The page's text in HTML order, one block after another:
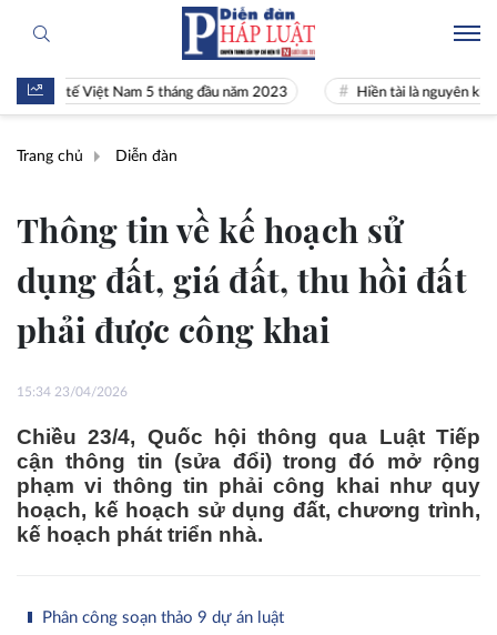
tế Việt Nam 5 tháng đầu năm 2023 Hiền tài là nguyên khí Quốc
Trang chủ Diễn đàn
Thông tin về kế hoạch sử
dụng đất, giá đất, thu hồi đất
phải được công khai
15:34 23/04/2026
Chiều 23/4, Quốc hội thông qua Luật Tiếp
cận thông tin (sửa đổi) trong đó mở rộng
phạm vi thông tin phải công khai như quy
hoạch, kế hoạch sử dụng đất, chương trình,
kế hoạch phát triển nhà.
Phân công soạn thảo 9 dự án luật